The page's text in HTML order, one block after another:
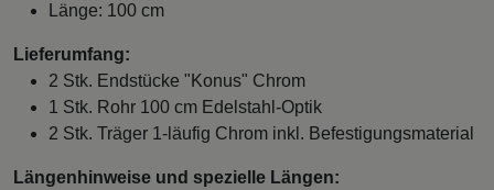
Länge: 100 cm
Lieferumfang:
2 Stk. Endstücke "Konus" Chrom
1 Stk. Rohr 100 cm Edelstahl-Optik
2 Stk. Träger 1-läufig Chrom inkl. Befestigungsmaterial
Längenhinweise und spezielle Längen: